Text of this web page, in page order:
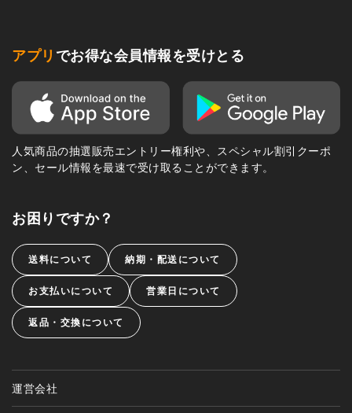
アプリ でお得な会員情報を受けとる
人気商品の抽選販売エントリー権利や、スペシャル割引クーポ
ン、セール情報を最速で受け取ることができます。
お困りですか？
送料について 納期・配送について
お支払いについて 営業日について
返品・交換について
運営会社